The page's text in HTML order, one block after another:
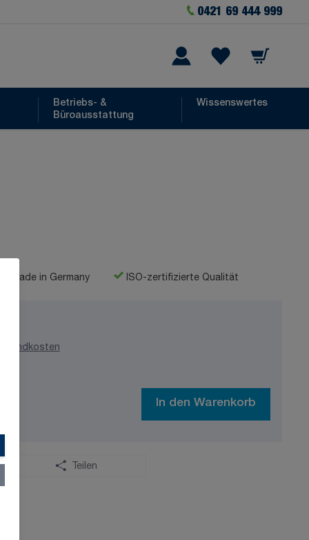
0421 69 444 999
Warenkorb
Betriebs- &
Büroausstattung
Wissenswertes
Made in Germany ISO-zertifizierte Qualität
In den Warenkorb
Teilen